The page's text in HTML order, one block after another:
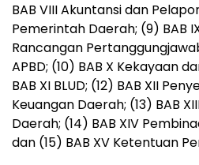
BAB VIII Akuntansi dan
Pemerintah Daerah; (9) BAB
Rancangan
APBD; (10) BAB X Kekayaan
BAB XI BLUD; (12) BAB XII
Keuangan Daerah; (13) BAB
Daerah; (14) BAB XIV
dan (15) BAB XV Ketentuan